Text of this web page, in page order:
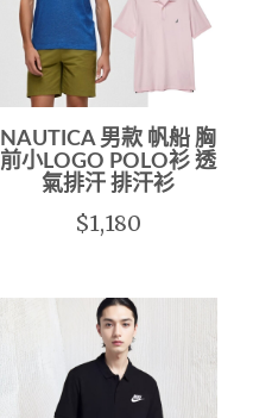
NAUTICA 男款 帆船 胸
前小LOGO POLO衫 透
氣排汗 排汗衫
$1,180